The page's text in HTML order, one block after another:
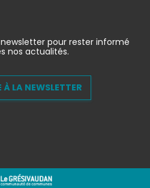
pour rester informé
nos actualités.
À LA NEWSLETTER